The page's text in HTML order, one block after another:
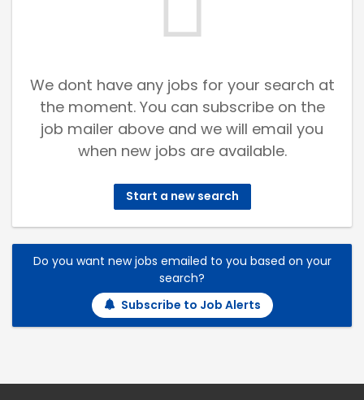
We dont have any jobs for your search at
the moment. You can subscribe on the
job mailer above and we will email you
when new jobs are available.
Start a new search
Do you want new jobs emailed to you based on your
search?
Subscribe to Job Alerts